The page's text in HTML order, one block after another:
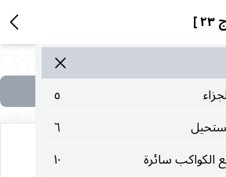
]
٥
٦
الكواكب سائرة
١٠